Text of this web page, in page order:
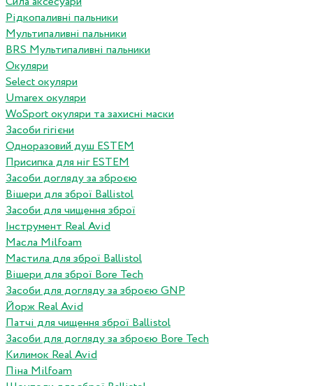
Рідкопаливні пальники
Мультипаливні пальники
BRS Мультипаливні пальники
Окуляри
Select окуляри
Umarex окуляри
WoSport окуляри та захисні маски
Засоби гігієни
Одноразовий душ ESTEM
Присипка для ніг ESTEM
Засоби догляду за зброєю
Вішери для зброї Ballistol
Засоби для чищення зброї
Інструмент Real Avid
Масла Milfoam
Мастила для зброї Ballistol
Вішери для зброї Bore Tech
Засоби для догляду за зброєю GNP
Йорж Real Avid
Патчі для чищення зброї Ballistol
Засоби для догляду за зброєю Bore Tech
Килимок Real Avid
Піна Milfoam